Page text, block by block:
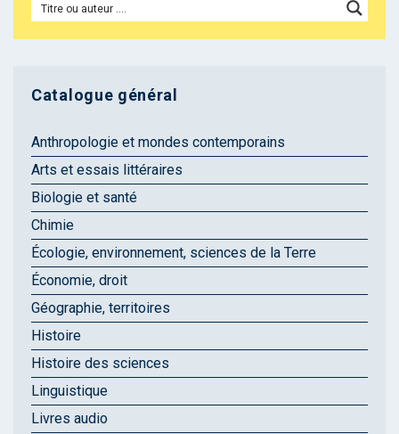
Catalogue général
Anthropologie et mondes contemporains
Arts et essais littéraires
Biologie et santé
Chimie
Écologie, environnement, sciences de la Terre
Économie, droit
Géographie, territoires
Histoire
Histoire des sciences
Linguistique
Livres audio